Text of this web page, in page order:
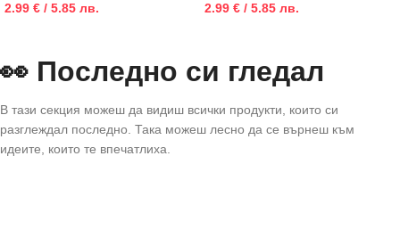
2.99 € / 5.85 лв. 2.99 € / 5.85 лв.
👀 Последно си гледал
В тази секция можеш да видиш всички продукти, които си
разглеждал последно. Така можеш лесно да се върнеш към
идеите, които те впечатлиха.